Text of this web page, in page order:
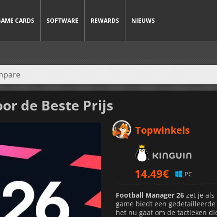
CARDS SOFTWARE REWARDS NIEUWS
de Beste Prijs
Topwinkels
14.49€ PC
Football Manager 26 zet je
game biedt een
het nu gaat om de tactieken